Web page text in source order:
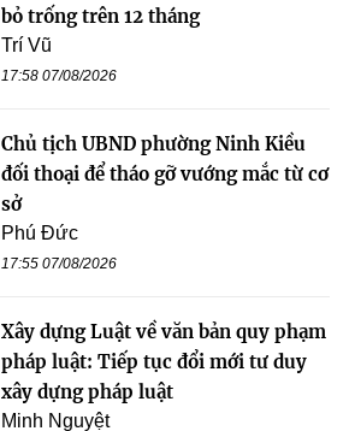
bỏ trống trên 12 tháng
Trí Vũ
17:58 07/08/2026
Chủ tịch UBND phường Ninh Kiều
đối thoại để tháo gỡ vướng mắc từ cơ
sở
Phú Đức
17:55 07/08/2026
Xây dựng Luật về văn bản quy phạm
pháp luật: Tiếp tục đổi mới tư duy
xây dựng pháp luật
Minh Nguyệt